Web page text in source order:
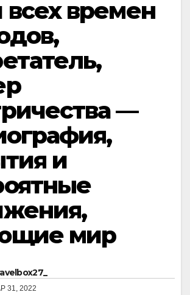
всех времен
—
и
мир
31, 2022